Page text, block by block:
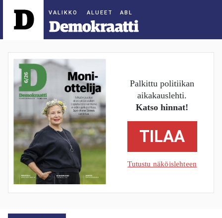
ALUEET
Palkittu politiikan
aikakauslehti.
Katso hinnat!
TILAA
Tutustu näköislehteen